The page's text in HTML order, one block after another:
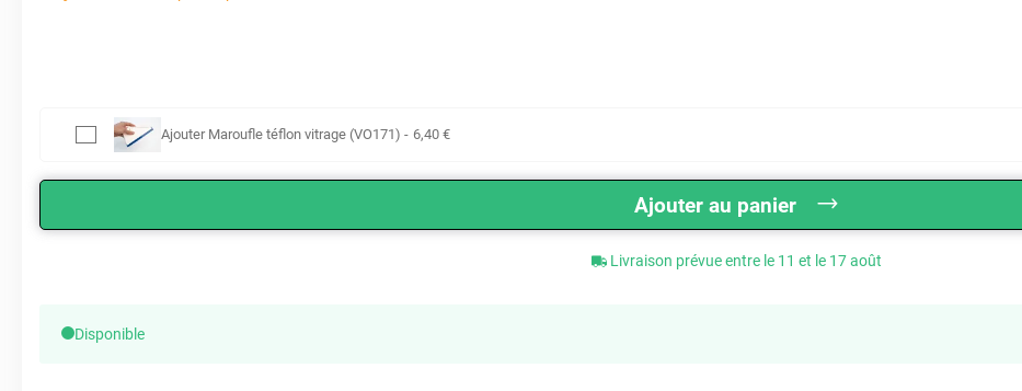
Ajouter Maroufle téflon vitrage (VO171) - 6,40 €
Ajouter au panier
Livraison prévue entre le 11 et le 17 août
Disponible